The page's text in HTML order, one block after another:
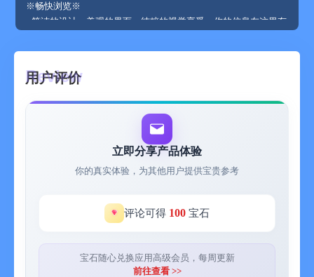
※畅快浏览※
- 简洁的设计、美观的界面、纯粹的视觉享受，你的信息在这里有
- 打破传统的信息罗列布局，前所未有的瀑布流式浏览体验，发现
你所不知道的世界。
※分享发现※
- 打造你的“收藏馆”，与世界分享你的热爱；
- 发现同好“馆藏”，精彩内容应接不暇。
- 标高亮、加批注，深度阅读的同时轻松划重点；
- 个人总结助你养成收藏好习惯，积跬步，必能至千里。
- 为长篇文章生成“智能摘要”和“智能标签”，秒抓重点、节省时
用户评价
立即分享产品体验
你的真实体验，为其他用户提供宝贵参考
评论可得 100 宝石
宝石随心兑换应用高级会员，每周更新
前往查看 >>